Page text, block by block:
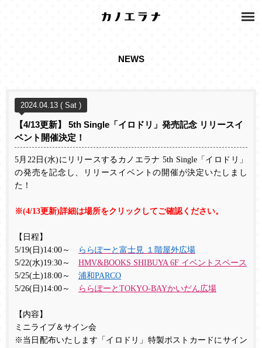
NEWS
2024.04.13 ( Sat )
【4/13更新】 5th Single「イロドリ」発売記念 リリースイ
ベント開催決定！
5月 22日 (水) にリリースするカノエラナ5th Single「イロドリ」
の発売を記念し、リリースイベントの開催が決定いたしまし
た！
※(4/13更新)詳細は場所をクリックしてご確認ください。
【日程】
5/19( 日 )14:00 ～ ららぽーと富士見 １階屋外広場
5/22(水)19:30 ～ HMV&BOOKS SHIBUYA 6F イベントスペース
5/25(土)18:00 ～ 浦和PARCO
5/26( 日 )14:00 ～ ららぽーとTOKYO-BAYかいだん広場
【内容】
ミニライブ＆サイン会
※当日配布いたします「イロドリ」特製ポストカードにサイン